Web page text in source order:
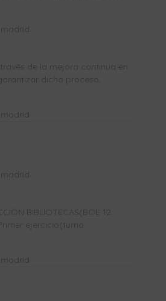
de la mejora continua en
dicho proceso,
BIBLIOTECAS(BOE 12
ejercicio(turno